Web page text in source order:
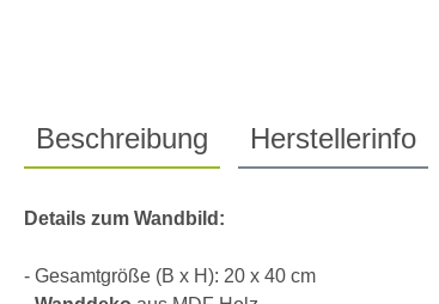
Beschreibung Herstellerinfo
Details zum Wandbild:
- Gesamtgröße (B x H): 20 x 40 cm